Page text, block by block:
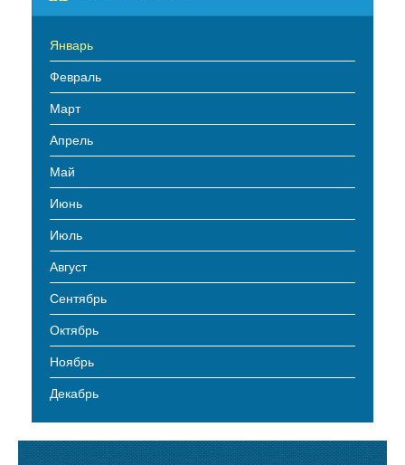
Январь
Февраль
Март
Апрель
Май
Июнь
Июль
Август
Сентябрь
Октябрь
Ноябрь
Декабрь